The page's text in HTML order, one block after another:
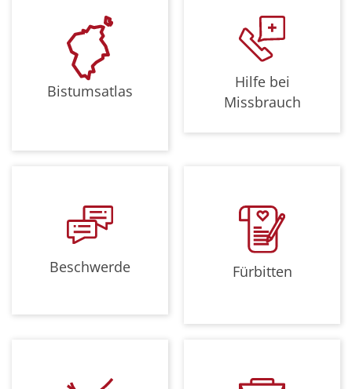
Bistumsatlas
Hilfe bei
Missbrauch
Beschwerde Fürbitten